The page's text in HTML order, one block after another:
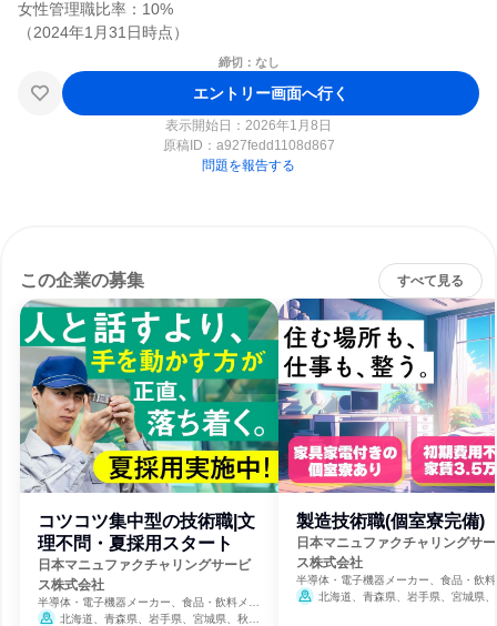
女性管理職比率：10%
締切：なし
エントリー画面へ行く
表示開始日：2026年1月8日
原稿ID： a927fedd1108d867
問題を報告する
この企業の募集 すべて見る
コツコツ集中型の技術職|文
理不問・夏採用スタート
日本マニュファクチャリングサービ
ス株式会社
半導体・電子機器メーカー、食品・飲料メー
カー、人材派遣・職業紹介
北海道、青森県、岩手県、宮城県、秋田
製造技術職(個室寮完備)
日本マニュファクチャリングサ
ス株式会社
半導体・電子機器メーカー、食品・飲
カー、人材派遣・職業紹介
北海道、青森県、岩手県、宮城県